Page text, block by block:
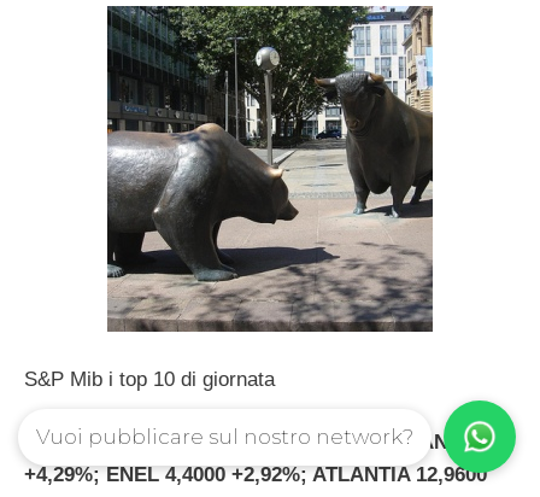
S&P Mib i top 10 di giornata
FINMECCANICA 10,7700 +5,80%; PRYSMIAN 8,7500
+4,29%; ENEL 4,4000 +2,92%; ATLANTIA 12,9600
Vuoi pubblicare sul nostro network?